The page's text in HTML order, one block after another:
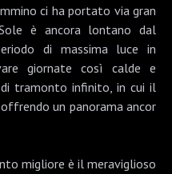
ci ha portato via gran
è ancora lontano dal
di massima luce in
giornate così calde e
tramonto infinito, in cui il
un panorama ancor
migliore è il meraviglioso